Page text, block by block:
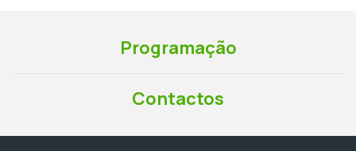
Programação
Contactos